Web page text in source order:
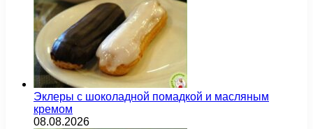
Эклеры с шоколадной помадкой и масляным
кремом
08.08.2026